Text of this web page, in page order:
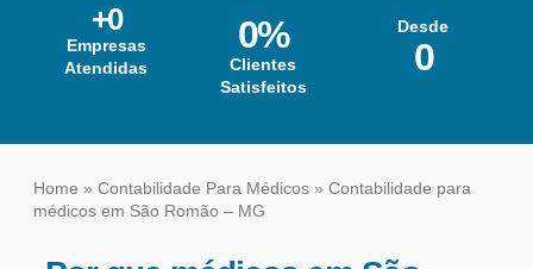
+0
Empresas
Atendidas
0%
Clientes
Satisfeitos
Desde
0
Home » Contabilidade Para Médicos » Contabilidade para
médicos em São Romão – MG